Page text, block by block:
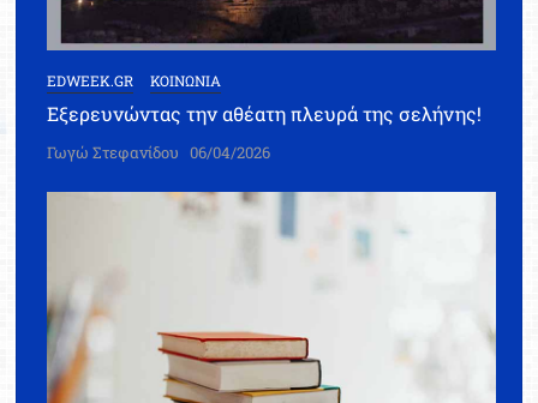
EDWEEK.GR ΚΟΙΝΩΝΙΑ
Εξερευνώντας την αθέατη πλευρά της σελήνης!
Γωγώ Στεφανίδου 06/04/2026